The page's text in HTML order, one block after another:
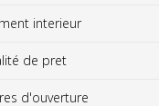
interieur
de pret
d'ouverture